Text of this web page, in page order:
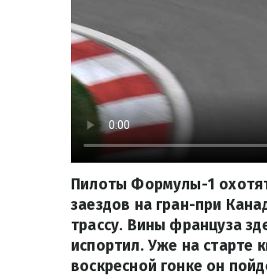
Пилоты Формулы-1
заездов на гран-при
трассу. Вины француза
испортил. Уже на старте
воскресной гонке он